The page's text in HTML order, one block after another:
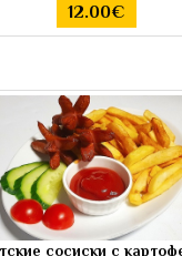
12.00€
сосиски с